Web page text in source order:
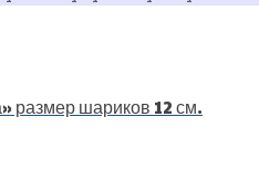
размер шариков 12 см.